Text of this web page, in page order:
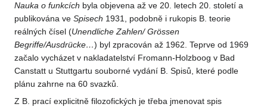
Nauka o funkcích byla objevena až ve 20. letech 20. století a
publikována ve Spisech 1931, podobně i rukopis B. teorie
reálných čísel (Unendliche Zahlen/ Grössen
Begriffe/Ausdrücke…) byl zpracován až 1962. Teprve od 1969
začalo vycházet v nakladatelství Fromann-Holzboog v Bad
Canstatt u Stuttgartu souborné vydání B. Spisů, které podle
plánu zahrne na 60 svazků.
Z B. prací explicitně filozofických je třeba jmenovat spis